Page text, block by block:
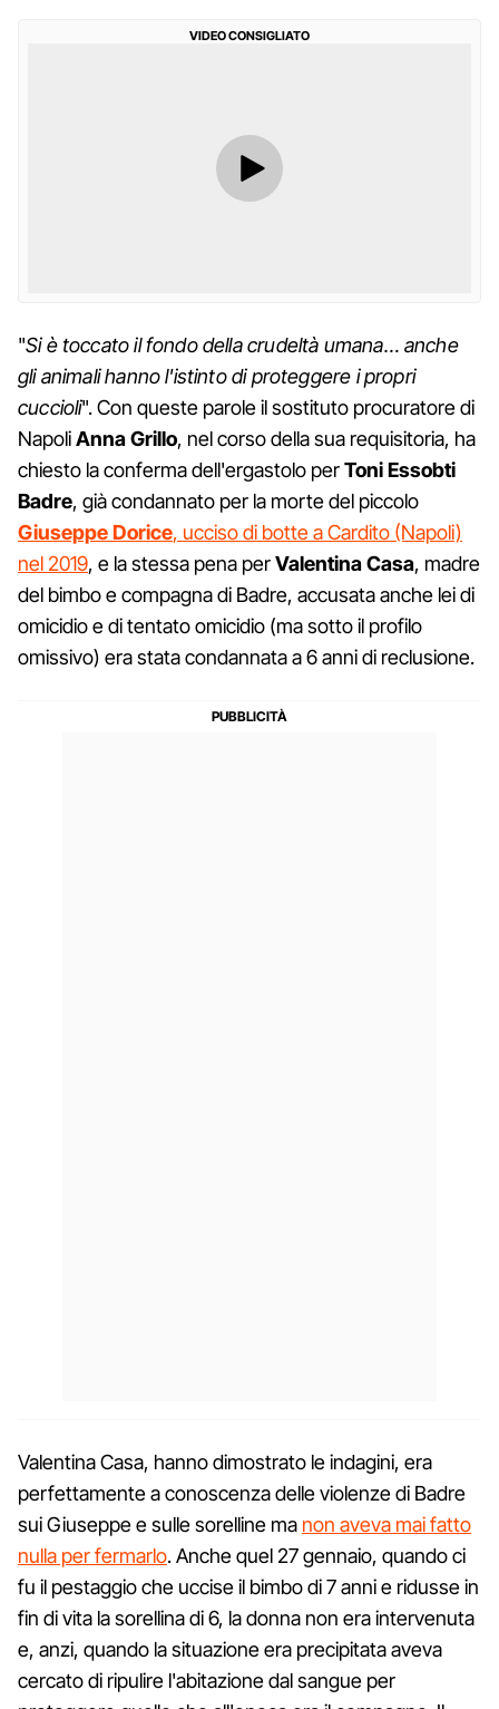
VIDEO CONSIGLIATO
"Si è toccato il fondo della crudeltà umana… anche
gli animali hanno l'istinto di proteggere i propri
cuccioli". Con queste parole il sostituto procuratore di
NapoliAnna Grillo, nel corso della sua requisitoria, ha
chiesto la conferma dell'ergastolo perToni Essobti
Badre, già condannato per la morte del piccolo
Giuseppe Dorice, ucciso di botte a Cardito (Napoli)
nel 2019, e la stessa pena perValentina Casa, madre
del bimbo e compagna di Badre, accusata anche lei di
omicidio e di tentato omicidio (ma sotto il profilo
omissivo) era stata condannata a 6 anni di reclusione.
Valentina Casa, hanno dimostrato le indagini, era
perfettamente a conoscenza delle violenze di Badre
sui Giuseppe e sulle sorelline ma non aveva mai fatto
nulla per fermarlo. Anche quel 27 gennaio, quando ci
fu il pestaggio che uccise il bimbo di 7 anni e ridusse in
fin di vita la sorellina di 6, la donna non era intervenuta
e, anzi, quando la situazione era precipitata aveva
cercato di ripulire l'abitazione dal sangue per